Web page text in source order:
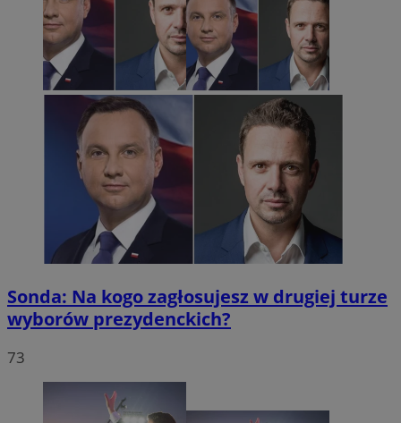
Sonda: Na kogo zagłosujesz w drugiej turze
wyborów prezydenckich?
73